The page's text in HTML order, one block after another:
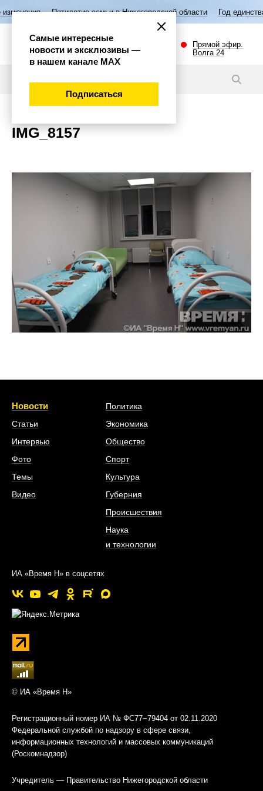
Пятилетие семьи в Нижегородской области Год
Прямой эфир.
Волга 24
IMG_8157
Новости
Статьи
Интервью
Фото
Темы
Видео
Политика
Экономика
Общество
Спорт
Культура
Губерния
Происшествия
Наука
и технологии
ИА «Время Н» в соцсетях
© ИА «Время Н»
Регистрационный номер ИА № ФС77−79404 от 02.11.2020
Федеральной службой по надзору в сфере связи,
информационных технологий и массовых коммуникаций
(Роскомнадзор)
Учредитель — Правительство Нижегородской области
Самые интересные
новости и эксклюзивы —
в нашем канале МАХ
Подписаться